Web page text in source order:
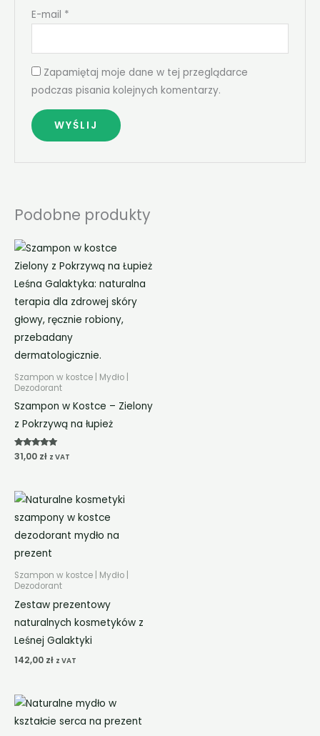
E-mail *
Zapamiętaj moje dane w tej przeglądarce
podczas pisania kolejnych komentarzy.
Podobne produkty
Szampon w kostce | Mydło |
Dezodorant
Szampon w Kostce – Zielony
z Pokrzywą na łupież
Oceniono
5.00
31,00 zł z VAT
Szampon w kostce | Mydło |
Dezodorant
Zestaw prezentowy
naturalnych kosmetyków z
Leśnej Galaktyki
142,00 zł z VAT